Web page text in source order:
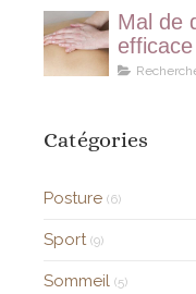
Mal de
efficace
Catégories
Posture (6)
Sport (9)
Sommeil (5)